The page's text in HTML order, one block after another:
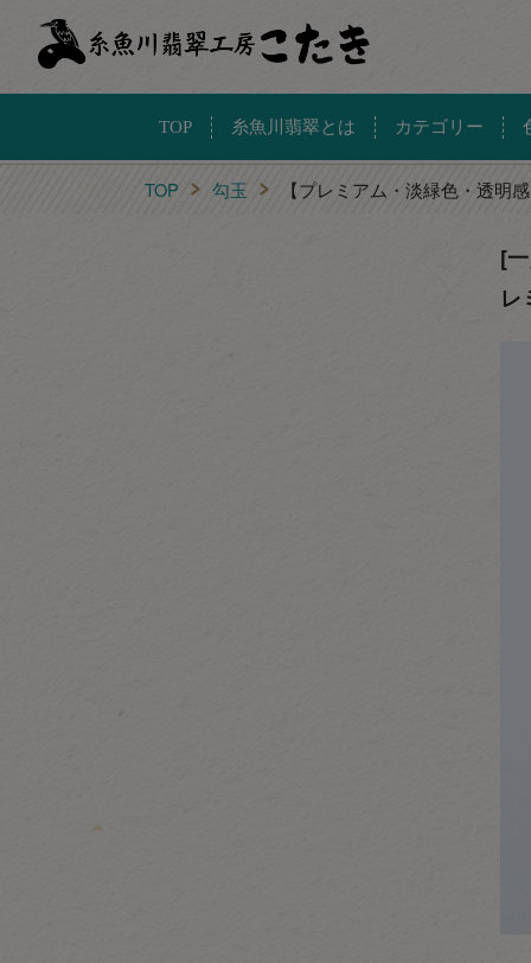
TOP 糸魚川翡翠とは カテゴリー
TOP 勾玉 【プレミアム・淡緑色・透明
[
レ